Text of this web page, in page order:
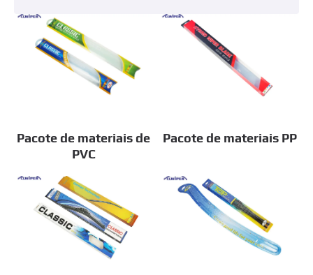
Pacote de materiais de
PVC
Pacote de materiais PP